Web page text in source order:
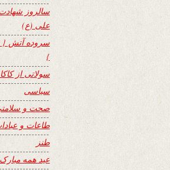
سالروز
علی (ع)
سروده آتش {
}
سولاتی از
سیاسی
صحت و
طاعات و
طنز
عید همه مبارک